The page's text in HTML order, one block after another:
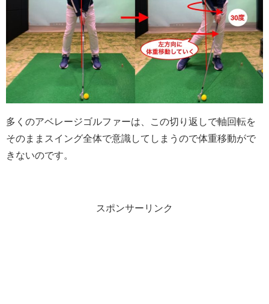
多くのアベレージゴルファーは、この切り返しで軸回転を
そのままスイング全体で意識してしまうので体重移動がで
きないのです。
スポンサーリンク